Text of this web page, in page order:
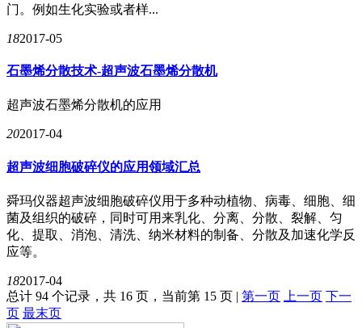
门。例如生化实验或者样...
182017-05
石墨烯分散技术-超声波石墨烯分散机
超声波石墨烯分散机的应用
202017-04
超声波细胞破碎仪的应用领域汇总
舜玛仪器超声波细胞破碎仪用于多种动植物、病毒、细胞、细
菌及组织的破碎，同时可用来乳化、分离、分散、裂解、匀
化、提取、消泡、清洗、纳米材料的制备、分散及加速化学反
应等​。
182017-04
总计 94 个记录，共 16 页，当前第 15 页 | 第一页 上一页 下一
页 最末页